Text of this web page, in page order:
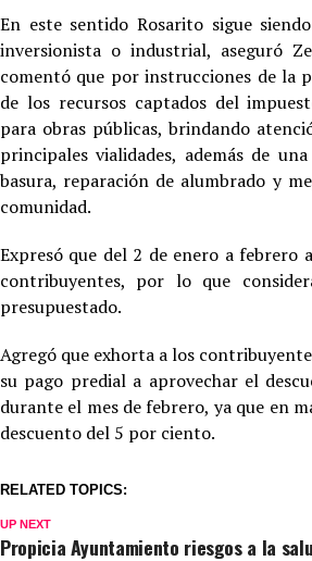
En este sentido Rosarito sigue
inversionista o industrial, aseguró
comentó que por instrucciones de la
de los recursos captados del
para obras públicas, brindando
principales vialidades, además de
basura, reparación de alumbrado y
comunidad.
Expresó que del 2 de enero a febrero
contribuyentes, por lo que
presupuestado.
Agregó que exhorta a los
su pago predial a aprovechar el
durante el mes de febrero, ya que en
descuento del 5 por ciento.
RELATED TOPICS:
UP NEXT
Propicia Ayuntamiento riesgos a la